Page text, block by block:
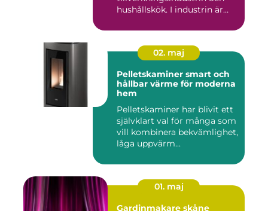
hushållskök. I industrin är
02. maj
Pelletskaminer smart och
hållbar värme för moderna
hem
Pelletskaminer har blivit ett
självklart val för många som
vill kombinera bekvämlighet,
låga uppvärm...
01. maj
Gardinmakare skåne